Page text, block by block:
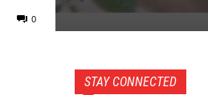
0
STAY CONNECTED